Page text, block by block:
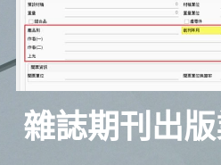
雜誌期刊出